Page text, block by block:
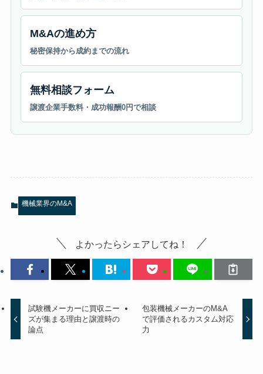
M&Aの進め方
秘密保持から成約までの流れ
無料相談フォーム
譲渡企業手数料・成功報酬0円で相談
機械業界のM&A
よかったらシェアしてね！
試験機メーカーに買収ニー
ズが集まる理由と譲渡時の
論点
包装機械メーカーのM&A
で評価されるカスタム対応
力